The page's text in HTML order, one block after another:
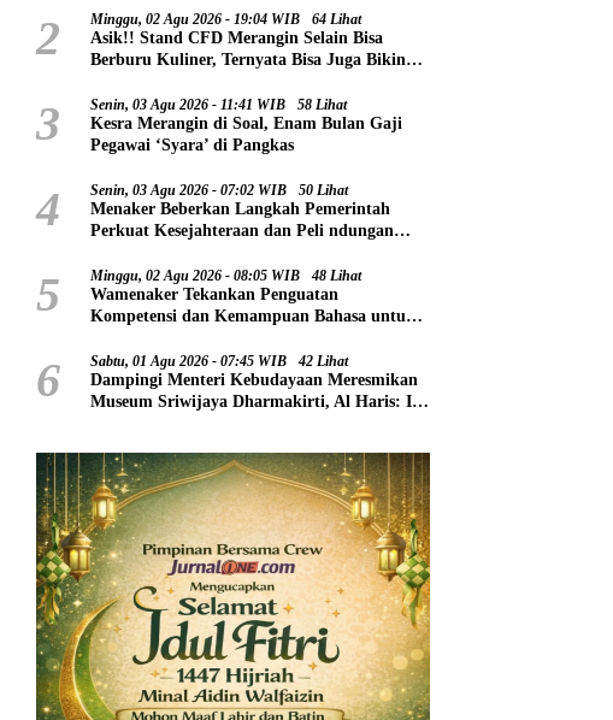
2 Minggu, 02 Agu 2026 - 19:04 WIB 64 Lihat
Asik!! Stand CFD Merangin Selain Bisa
Berburu Kuliner, Ternyata Bisa Juga Bikin
3 Senin, 03 Agu 2026 - 11:41 WIB 58 Lihat
Kesra Merangin di Soal, Enam Bulan Gaji
Pegawai ‘Syara’ di Pangkas
4 Senin, 03 Agu 2026 - 07:02 WIB 50 Lihat
Menaker Beberkan Langkah Pemerintah
Perkuat Kesejahteraan dan Peli ndungan
5 Minggu, 02 Agu 2026 - 08:05 WIB 48 Lihat
Wamenaker Tekankan Penguatan
Kompetensi dan Kemampuan Bahasa untuk
6 Sabtu, 01 Agu 2026 - 07:45 WIB 42 Lihat
Dampingi Menteri Kebudayaan Meresmikan
Museum Sriwijaya Dharmakirti, Al Haris: Ini